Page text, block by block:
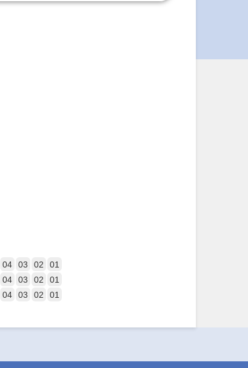
04 03 02 01
04 03 02 01
04 03 02
01